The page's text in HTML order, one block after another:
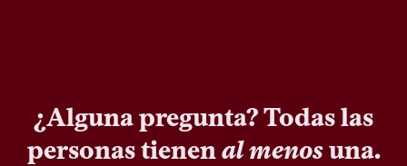
¿Alguna pregunta? Todas las
personas tienenal menosuna.